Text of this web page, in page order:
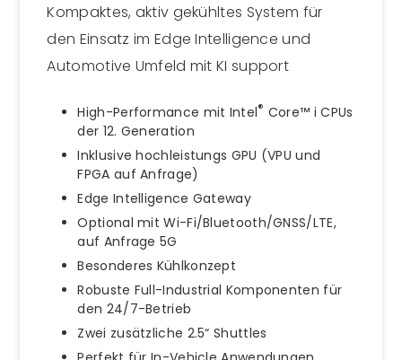
Kompaktes, aktiv gekühltes System für
den Einsatz im Edge Intelligence und
Automotive Umfeld mit KI support
High-Performance mit Intel® Core™ i CPUs
der 12. Generation
Inklusive hochleistungs GPU (VPU und
FPGA auf Anfrage)
Edge Intelligence Gateway
Optional mit Wi-Fi/Bluetooth/GNSS/LTE,
auf Anfrage 5G
Besonderes Kühlkonzept
Robuste Full-Industrial Komponenten für
den 24/7-Betrieb
Zwei zusätzliche 2.5“ Shuttles